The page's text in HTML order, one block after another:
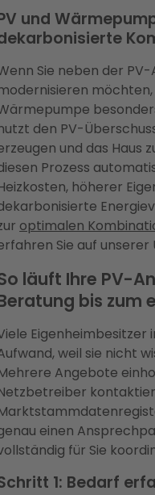
und
Sie neben der
möchten,
den PV-
und das Haus
Prozess
höherer
optimalen
Sie auf unserer
läuft Ihre PV-
bis zum
Eigenheimbesitzer
weil sie nicht
Angebote
einen
für Sie
1: Bedarf